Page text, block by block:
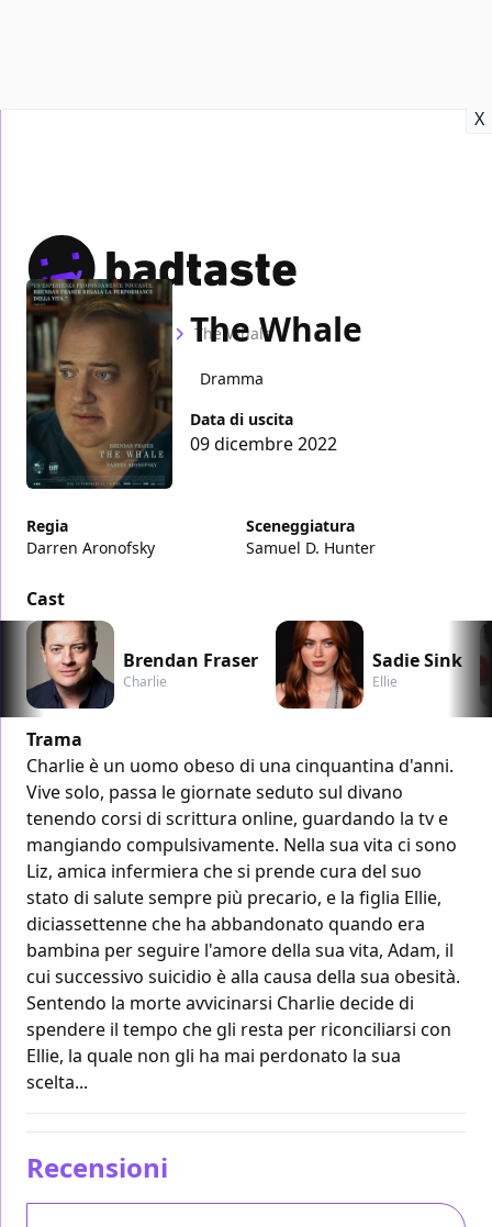
X
Home The Whale
The Whale
Dramma
Data di uscita
09 dicembre 2022
Regia
Darren Aronofsky
Sceneggiatura
Samuel D. Hunter
Cast
Brendan Fraser
Charlie
Sadie Sink
Ellie
Trama
Charlie è un uomo obeso di una cinquantina d'anni.
Vive solo, passa le giornate seduto sul divano
tenendo corsi di scrittura online, guardando la tv e
mangiando compulsivamente. Nella sua vita ci sono
Liz, amica infermiera che si prende cura del suo
stato di salute sempre più precario, e la figlia Ellie,
diciassettenne che ha abbandonato quando era
bambina per seguire l'amore della sua vita, Adam, il
cui successivo suicidio è alla causa della sua obesità.
Sentendo la morte avvicinarsi Charlie decide di
spendere il tempo che gli resta per riconciliarsi con
Ellie, la quale non gli ha mai perdonato la sua
scelta...
Recensioni